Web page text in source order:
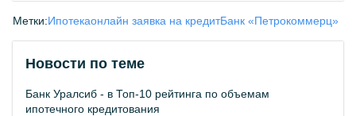
Метки:Ипотекаонлайн заявка на кредитБанк «Петрокоммерц»
Новости по теме
Банк Уралсиб - в Топ-10 рейтинга по объемам
ипотечного кредитования